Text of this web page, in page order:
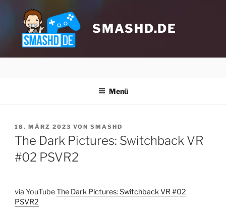
springen
SMASHD.DE
Menü
VERÖFFENTLICHT
18. MÄRZ 2023 VON SMASHD
The Dark Pictures: Switchback VR
#02 PSVR2Klicke hier, um Marketing-Cookies zu
aktivieren
via YouTubeThe Dark Pictures: Switchback VR #02
PSVR2